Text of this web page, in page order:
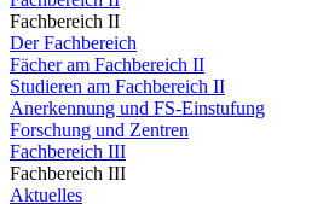
Fachbereich II
Der Fachbereich
Fächer am Fachbereich II
Studieren am Fachbereich II
Anerkennung und FS-Einstufung
Forschung und Zentren
Fachbereich III
Fachbereich III
Aktuelles